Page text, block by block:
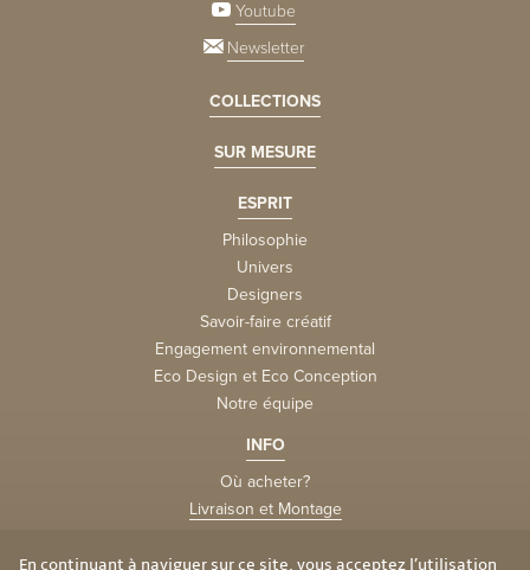
En continuant à naviguer sur ce site, vous acceptez l’utilisation
Youtube
Newsletter
COLLECTIONS
SUR MESURE
ESPRIT
Philosophie
Univers
Designers
Savoir-faire créatif
Engagement environnemental
Eco Design et Eco Conception
Notre équipe
INFO
Où acheter?
Livraison et Montage
Vie privée et cookies